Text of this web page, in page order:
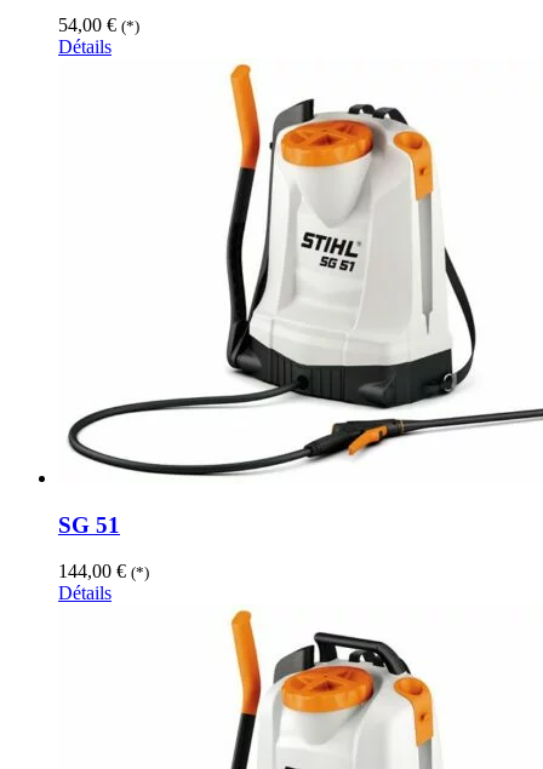
54,00 € (*)
Détails
SG 51
144,00 € (*)
Détails